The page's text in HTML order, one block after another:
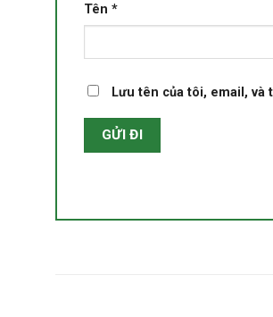
Tên *
Lưu tên của tôi, email,